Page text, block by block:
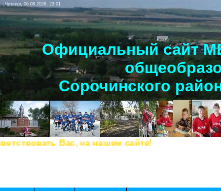
Четверг, 06.08.2026, 23:01
Официальный сайт
Сорочинского
Вас, на нашем сайте!